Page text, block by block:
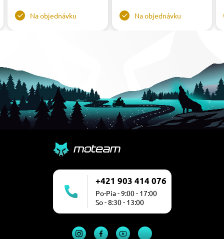
Na objednávku Na objednávku
+421 903 414 076
Po-Pia - 9:00 - 17:00
So - 8:30 - 13:00